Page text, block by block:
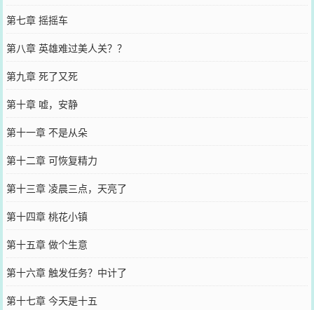
第七章 摇摇车
第八章 英雄难过美人关？？
第九章 死了又死
第十章 嘘，安静
第十一章 不是从朵
第十二章 可恢复精力
第十三章 凌晨三点，天亮了
第十四章 桃花小镇
第十五章 做个生意
第十六章 触发任务？中计了
第十七章 今天是十五